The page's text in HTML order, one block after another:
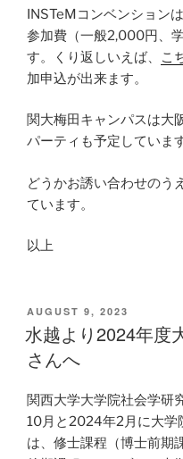
INSTeMコンベンション
参加費（一般2,000円、
す。くり返しいえば、
こ
加申込が出来ます。
関大梅田キャンパスは大
パーティも予定しています
どうかお誘い合わせのう
ています。
以上
POSTED
ON
AUGUST 9, 2023
水越より2024年度
さんへ
関西大学大学院社会学研
10月と2024年2月に大学
は、修士課程（博士前期